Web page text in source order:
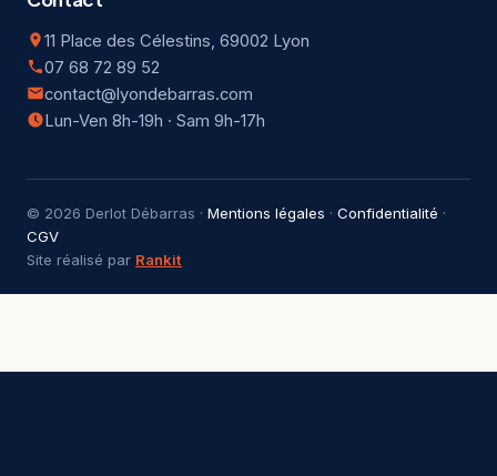
11 Place des Célestins, 69002 Lyon
07 68 72 89 52
contact@lyondebarras.com
Lun-Ven 8h-19h · Sam 9h-17h
© 2026 Derlot Débarras · Mentions légales · Confidentialité ·
CGV
Site réalisé par Rankit